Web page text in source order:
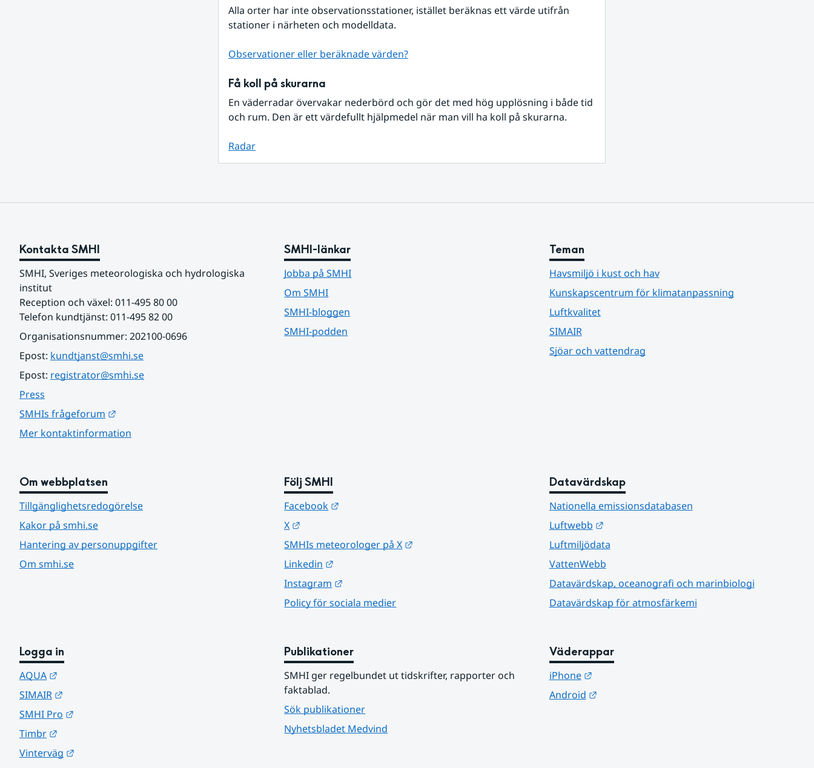
Alla orter har inte observationsstationer, istället beräknas ett värde utifrån
stationer i närheten och modelldata.
Observationer eller beräknade värden?
Få koll på skurarna
En väderradar övervakar nederbörd och gör det med hög upplösning i både tid
och rum. Den är ett värdefullt hjälpmedel när man vill ha koll på skurarna.
Radar
Kontakta SMHI
SMHI, Sveriges meteorologiska och hydrologiska
institut
Reception och växel: 011-495 80 00
Telefon kundtjänst: 011-495 82 00
Organisationsnummer: 202100-0696
Epost: kundtjanst@smhi.se
Epost: registrator@smhi.se
Press
SMHIs frågeforum
Mer kontaktinformation
SMHI-länkar
Jobba på SMHI
Om SMHI
SMHI-bloggen
SMHI-podden
Teman
Havsmiljö i kust och hav
Kunskapscentrum för klimatanpassning
Luftkvalitet
SIMAIR
Sjöar och vattendrag
Om webbplatsen
Tillgänglighetsredogörelse
Kakor på smhi.se
Hantering av personuppgifter
Om smhi.se
Följ SMHI
Facebook
X
SMHIs meteorologer på X
Linkedin
Instagram
Policy för sociala medier
Datavärdskap
Nationella emissionsdatabasen
Luftwebb
Länk till annan webbplats.
Luftmiljödata
VattenWebb
Datavärdskap, oceanografi och marinbiologi
Datavärdskap för atmosfärkemi
Logga in
AQUA
SIMAIR
SMHI Pro
Timbr
Vinterväg
Publikationer
SMHI ger regelbundet ut tidskrifter, rapporter och
faktablad.
Sök publikationer
Nyhetsbladet Medvind
Väderappar
iPhone
Länk till annan webbplats.
Android
Länk till annan webbplats.